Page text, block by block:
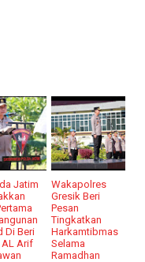
Jatim
Di Beri
AL Arif
Wakapolres
Gresik Beri
Pesan
Tingkatkan
Harkamtibmas
Selama
Ramadhan